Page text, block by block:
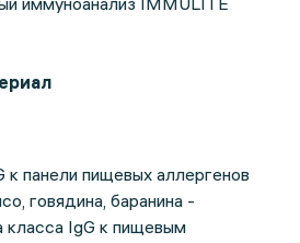
к панели пищевых аллергенов
говядина, баранина -
IgG к пищевым